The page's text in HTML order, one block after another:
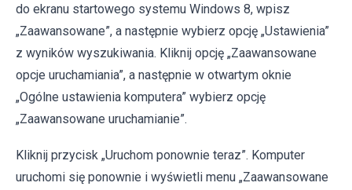
do ekranu startowego systemu Windows 8, wpisz
„Zaawansowane”, a następnie wybierz opcję „Ustawienia”
z wyników wyszukiwania. Kliknij opcję „Zaawansowane
opcje uruchamiania”, a następnie w otwartym oknie
„Ogólne ustawienia komputera” wybierz opcję
„Zaawansowane uruchamianie”.
Kliknij przycisk „Uruchom ponownie teraz”. Komputer
uruchomi się ponownie i wyświetli menu „Zaawansowane